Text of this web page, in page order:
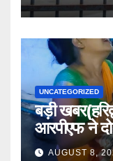
UNCATEGORIZED
बड़ी
आरपीएफ ने
।।AUGUST 8,